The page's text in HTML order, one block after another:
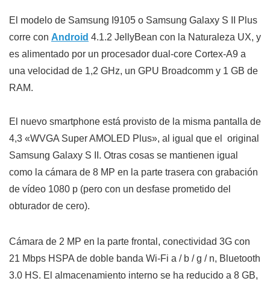
El modelo de Samsung I9105 o Samsung Galaxy S II Plus
corre con Android 4.1.2 JellyBean con la Naturaleza UX, y
es alimentado por un procesador dual-core Cortex-A9 a
una velocidad de 1,2 GHz, un GPU Broadcomm y 1 GB de
RAM.
El nuevo smartphone está provisto de la misma pantalla de
4,3 «WVGA Super AMOLED Plus», al igual que el original
Samsung Galaxy S II. Otras cosas se mantienen igual
como la cámara de 8 MP en la parte trasera con grabación
de vídeo 1080 p (pero con un desfase prometido del
obturador de cero).
Cámara de 2 MP en la parte frontal, conectividad 3G con
21 Mbps HSPA de doble banda Wi-Fi a / b / g / n, Bluetooth
3.0 HS. El almacenamiento interno se ha reducido a 8 GB,